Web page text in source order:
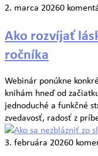
2. marca 20260
Ako rozvíjať
ročníka
Webinár ponúkne
knihám hneď od
jednoduché a funkčné
zvedavosť, radosť z
3. februára 20260